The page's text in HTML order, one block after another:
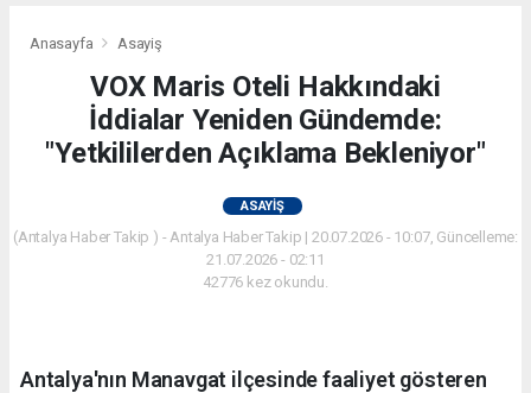
Anasayfa Asayiş
VOX Maris Oteli Hakkındaki
İddialar Yeniden Gündemde:
"Yetkililerden Açıklama Bekleniyor"
ASAYIŞ
(Antalya Haber Takip ) - Antalya Haber Takip | 20.07.2026 - 10:07, Güncelleme:
21.07.2026 - 02:11
42776 kez okundu.
Antalya'nın Manavgat ilçesinde faaliyet gösteren